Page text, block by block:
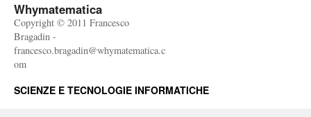
Whymatematica
Copyright © 2011 Francesco
Bragadin -
francesco.bragadin@whymatematica.c
om
SCIENZE E TECNOLOGIE INFORMATICHE